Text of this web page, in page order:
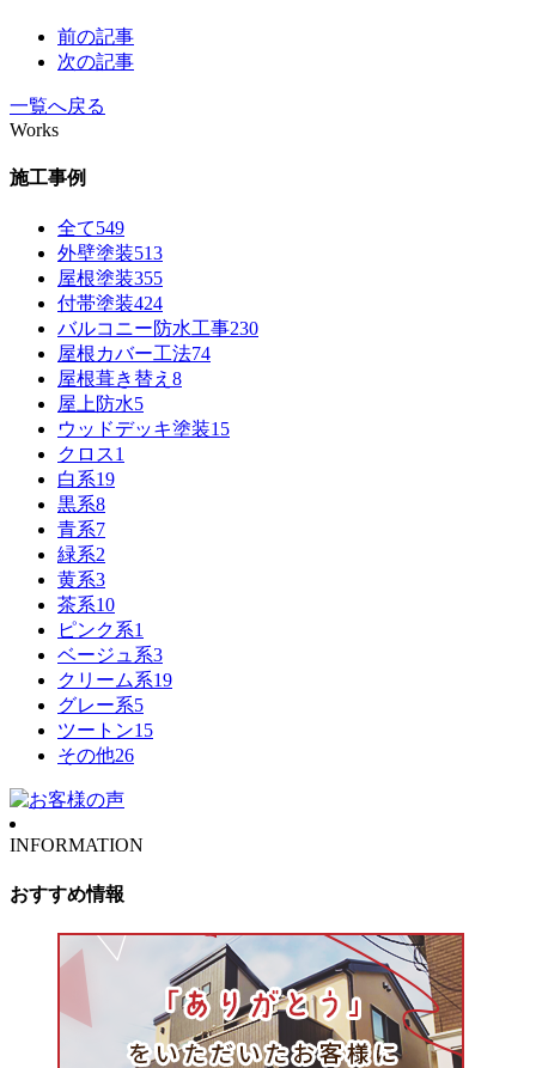
前の記事
次の記事
一覧へ戻る
Works
施工事例
全て549
外壁塗装513
屋根塗装355
付帯塗装424
バルコニー防水工事230
屋根カバー工法74
屋根葺き替え 8
屋上防水5
ウッドデッキ塗装15
クロス1
白系19
黒系8
青系7
緑系2
黄系3
茶系10
ピンク系1
ベージュ系3
クリーム系19
グレー系5
ツートン15
その他26
INFORMATION
おすすめ情報